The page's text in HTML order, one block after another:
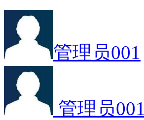
管理员001
管理员001